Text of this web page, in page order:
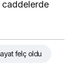
caddelerde
felç oldu